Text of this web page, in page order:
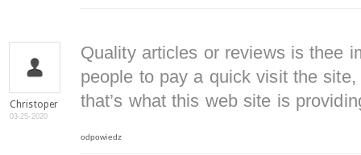
Christoper
03-25-2020
Quality articles or reviews is thee
people to pay a quick visit the site,
that’s what this web site is
odpowiedz